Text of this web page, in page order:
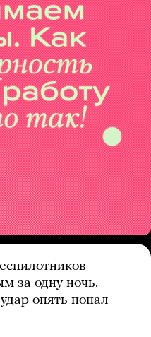
за одну ночь.
опять попал